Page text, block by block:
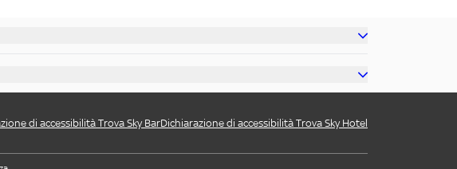
di accessibilità Trova Sky BarDichiarazione di accessibilità Trova Sky Hotel